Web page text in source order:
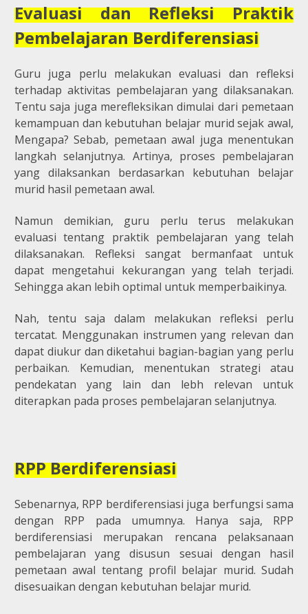
Evaluasi dan Refleksi Praktik
Pembelajaran Berdiferensiasi
Guru juga perlu melakukan evaluasi dan refleksi
terhadap aktivitas pembelajaran yang dilaksanakan.
Tentu saja juga merefleksikan dimulai dari pemetaan
kemampuan dan kebutuhan belajar murid sejak awal,
Mengapa? Sebab, pemetaan awal juga menentukan
langkah selanjutnya. Artinya, proses pembelajaran
yang dilaksankan berdasarkan kebutuhan belajar
murid hasil pemetaan awal.
Namun demikian, guru perlu terus melakukan
evaluasi tentang praktik pembelajaran yang telah
dilaksanakan. Refleksi sangat bermanfaat untuk
dapat mengetahui kekurangan yang telah terjadi.
Sehingga akan lebih optimal untuk memperbaikinya.
Nah, tentu saja dalam melakukan refleksi perlu
tercatat. Menggunakan instrumen yang relevan dan
dapat diukur dan diketahui bagian-bagian yang perlu
perbaikan. Kemudian, menentukan strategi atau
pendekatan yang lain dan lebh relevan untuk
diterapkan pada proses pembelajaran selanjutnya.
RPP Berdiferensiasi
Sebenarnya, RPP berdiferensiasi juga berfungsi sama
dengan RPP pada umumnya. Hanya saja, RPP
berdiferensiasi merupakan rencana pelaksanaan
pembelajaran yang disusun sesuai dengan hasil
pemetaan awal tentang profil belajar murid. Sudah
disesuaikan dengan kebutuhan belajar murid.